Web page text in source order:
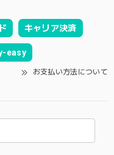
キャリア決済
easy
お支払い方法について